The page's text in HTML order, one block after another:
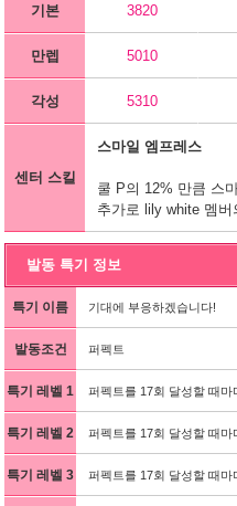
기본 3820
만렙 5010
각성 5310
센터 스킬
스마일 엠프레스
쿨 P의 12% 만큼 스
추가로 lily white 멤
발동 특기 정보
특기 이름 기대에 부응하겠습니다!
발동조건 퍼펙트
특기 레벨 1 퍼펙트를 17회 달성할 때
특기 레벨 2 퍼펙트를 17회 달성할 때
특기 레벨 3 퍼펙트를 17회 달성할 때